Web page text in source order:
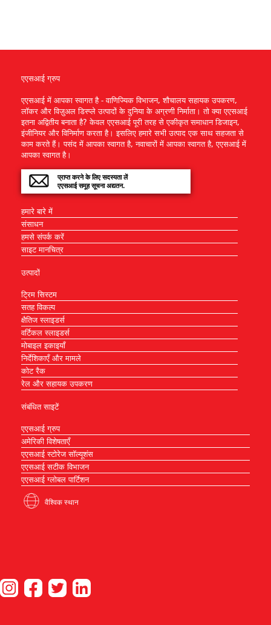
एएसआई ग्रुप
एएसआई में आपका स्वागत है - वाणिज्यिक विभाजन, शौचालय सहायक उपकरण,
लॉकर और विज़ुअल डिस्प्ले उत्पादों के दुनिया के अग्रणी निर्माता। तो क्या एएसआई
इतना अद्वितीय बनाता है? केवल एएसआई पूरी तरह से एकीकृत समाधान डिजाइन,
इंजीनियर और विनिर्माण करता है। इसलिए हमारे सभी उत्पाद एक साथ सहजता से
काम करते हैं। पसंद में आपका स्वागत है, नवाचारों में आपका स्वागत है, एएसआई में
आपका स्वागत है।
प्राप्त करने के लिए सदस्यता लें
एएसआई समूह सूचना अद्यतन.
हमारे बारे में
संसाधन
हमसे संपर्क करें
साइट मानचित्र
उत्पादों
ट्रिम सिस्टम
सतह विकल्प
क्षैतिज स्लाइडर्स
वर्टिकल स्लाइडर्स
मोबाइल इकाइयाँ
निर्देशिकाएँ और मामले
कोट रैक
रेल और सहायक उपकरण
संबंधित साइटें
एएसआई ग्रुप
अमेरिकी विशेषताएँ
एएसआई स्टोरेज सॉल्यूशंस
एएसआई सटीक विभाजन
एएसआई ग्लोबल पार्टिशन
वैश्विक स्थान